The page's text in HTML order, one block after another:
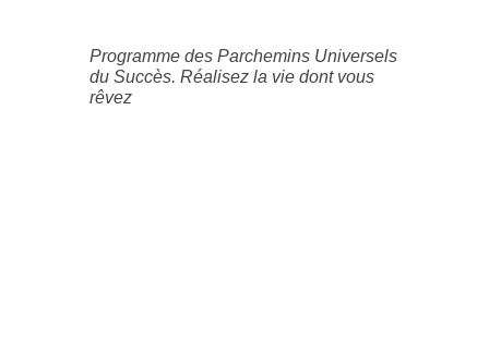
Programme des Parchemins Universels
du Succès. Réalisez la vie dont vous
rêvez